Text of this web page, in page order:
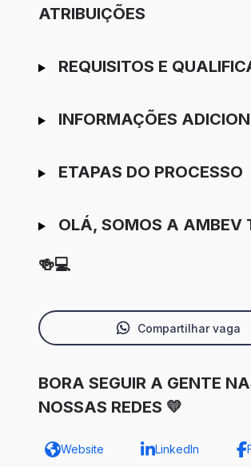
ATRIBUIÇÕES
REQUISITOS E
INFORMAÇÕES
ETAPAS DO PROCESSO
OLÁ, SOMOS A AMBEV
🍻💻
Compartilhar vaga
BORA SEGUIR A GENTE
NOSSAS REDES 💛
Website LinkedIn